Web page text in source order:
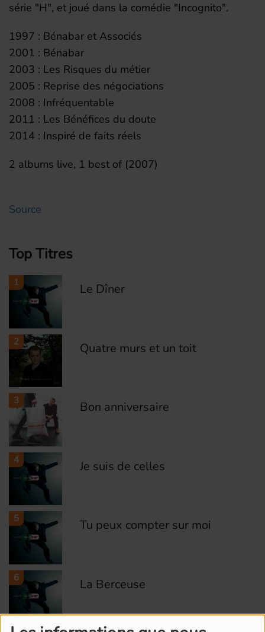
série "H", et joué dans la comédie "Incognito".
1997 : Bénabar et Associés
2001 : Bénabar
2003 : Les Risques du métier
2005 : Reprise des négociations
2008 : Infréquentable
2011 : Les Bénéfices du doute
2014 : Inspiré de faits réels
2 albums live, 1 best of (2007)
Source
Top Titres
1 Le Dîner
2 Quatre murs et un toit
3 Bon anniversaire
4 Je suis de celles
5 Tu peux compter sur moi
6 La Berceuse